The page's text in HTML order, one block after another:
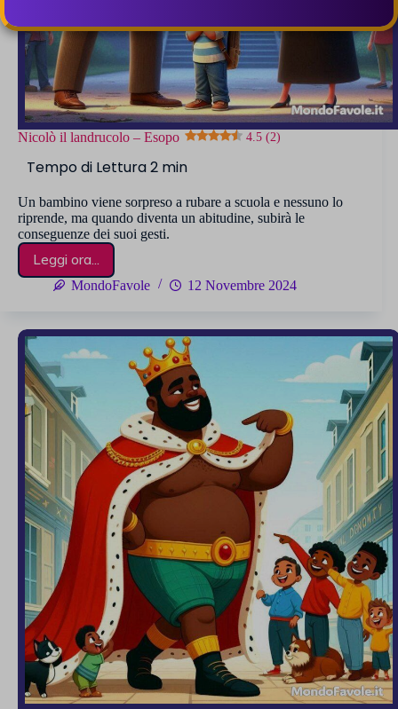
Nicolò il landrucolo – Esopo 4.5 (2)
Un bambino viene sorpreso a rubare a scuola e nessuno lo
riprende, ma quando diventa un abitudine, subirà le
conseguenze dei suoi gesti.
Leggi ora...
Nicolò
il
Esopo
MondoFavole 12 Novembre 2024